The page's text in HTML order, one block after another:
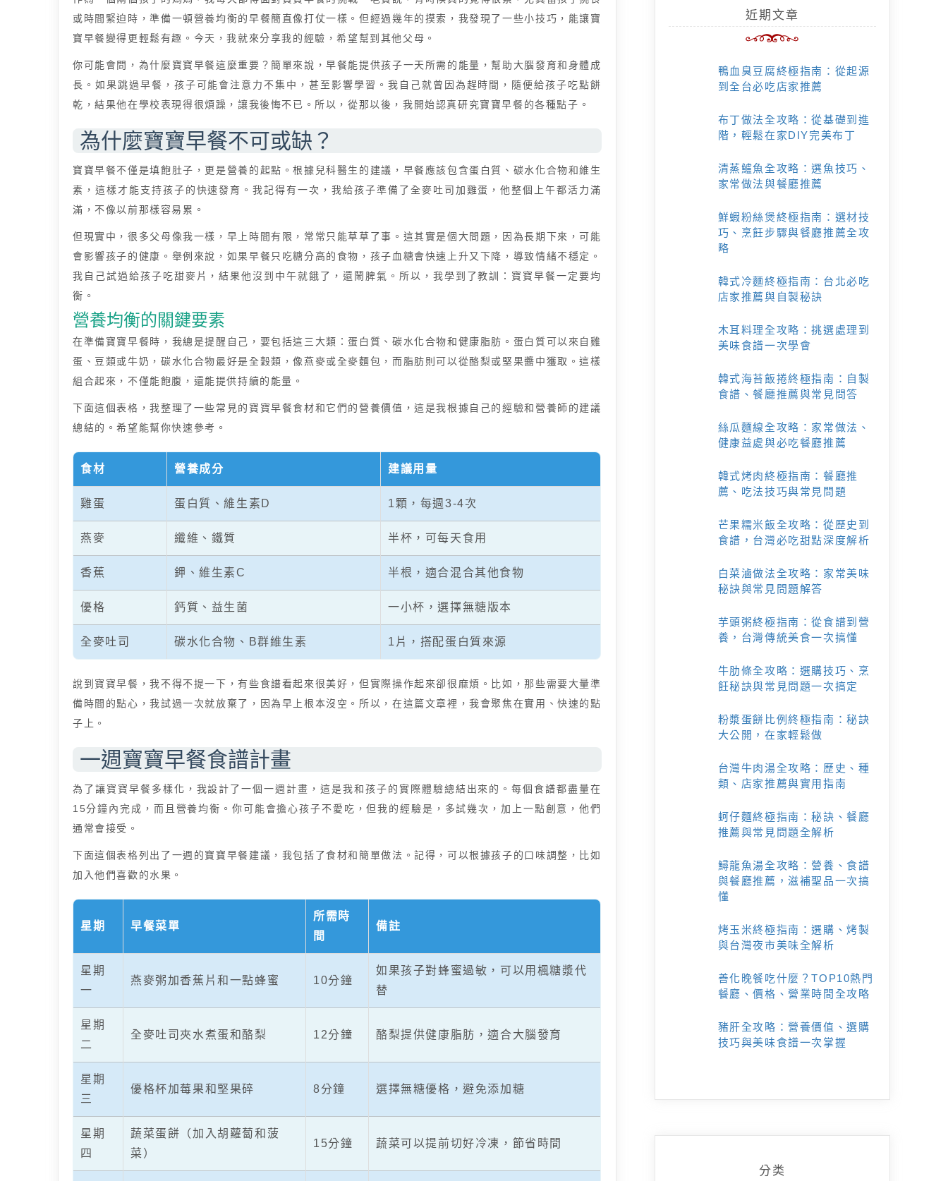
或時間緊迫時，準備一頓營養均衡的早餐簡直像打仗一樣。但經過幾年的摸索，我發現了一些小技巧，能讓寶
寶早餐變得更輕鬆有趣。今天，我就來分享我的經驗，希望幫到其他父母。
你可能會問，為什麼寶寶早餐這麼重要？簡單來說，早餐能提供孩子一天所需的能量，幫助大腦發育和身體成
長。如果跳過早餐，孩子可能會注意力不集中，甚至影響學習。我自己就曾因為趕時間，隨便給孩子吃點餅
乾，結果他在學校表現得很煩躁，讓我後悔不已。所以，從那以後，我開始認真研究寶寶早餐的各種點子。
為什麼寶寶早餐不可或缺？
寶寶早餐不僅是填飽肚子，更是營養的起點。根據兒科醫生的建議，早餐應該包含蛋白質、碳水化合物和維生
素，這樣才能支持孩子的快速發育。我記得有一次，我給孩子準備了全麥吐司加雞蛋，他整個上午都活力滿
滿，不像以前那樣容易累。
但現實中，很多父母像我一樣，早上時間有限，常常只能草草了事。這其實是個大問題，因為長期下來，可能
會影響孩子的健康。舉例來說，如果早餐只吃糖分高的食物，孩子血糖會快速上升又下降，導致情緒不穩定。
我自己試過給孩子吃甜麥片，結果他沒到中午就餓了，還鬧脾氣。所以，我學到了教訓：寶寶早餐一定要均
衡。
營養均衡的關鍵要素
在準備寶寶早餐時，我總是提醒自己，要包括這三大類：蛋白質、碳水化合物和健康脂肪。蛋白質可以來自雞
蛋、豆類或牛奶，碳水化合物最好是全穀類，像燕麥或全麥麵包，而脂肪則可以從酪梨或堅果醬中獲取。這樣
組合起來，不僅能飽腹，還能提供持續的能量。
下面這個表格，我整理了一些常見的寶寶早餐食材和它們的營養價值，這是我根據自己的經驗和營養師的建議
總結的。希望能幫你快速參考。
食材 營養成分 建議用量
雞蛋 蛋白質、維生素D 1顆，每週3-4次
燕麥 纖維、鐵質 半杯，可每天食用
香蕉 鉀、維生素C 半根，適合混合其他食物
優格 鈣質、益生菌 一小杯，選擇無糖版本
全麥吐司 碳水化合物、B群維生素 1片，搭配蛋白質來源
說到寶寶早餐，我不得不提一下，有些食譜看起來很美好，但實際操作起來卻很麻煩。比如，那些需要大量準
備時間的點心，我試過一次就放棄了，因為早上根本沒空。所以，在這篇文章裡，我會聚焦在實用、快速的點
子上。
一週寶寶早餐食譜計畫
為了讓寶寶早餐多樣化，我設計了一個一週計畫，這是我和孩子的實際體驗總結出來的。每個食譜都盡量在
15分鐘內完成，而且營養均衡。你可能會擔心孩子不愛吃，但我的經驗是，多試幾次，加上一點創意，他們
通常會接受。
下面這個表格列出了一週的寶寶早餐建議，我包括了食材和簡單做法。記得，可以根據孩子的口味調整，比如
加入他們喜歡的水果。
星期 早餐菜單
所需時
間
備註
星期
一
燕麥粥加香蕉片和一點蜂蜜 10分鐘
如果孩子對蜂蜜過敏，可以用楓糖漿代
替
星期
二
全麥吐司夾水煮蛋和酪梨 12分鐘 酪梨提供健康脂肪，適合大腦發育
星期
三
優格杯加莓果和堅果碎 8分鐘 選擇無糖優格，避免添加糖
星期
四
蔬菜蛋餅（加入胡蘿蔔和菠
菜）
15分鐘 蔬菜可以提前切好冷凍，節省時間
近期文章
鴨血臭豆腐終極指南：從起源
到全台必吃店家推薦
布丁做法全攻略：從基礎到進
階，輕鬆在家DIY完美布丁
清蒸鱸魚全攻略：選魚技巧、
家常做法與餐廳推薦
鮮蝦粉絲煲終極指南：選材技
巧、烹飪步驟與餐廳推薦全攻
略
韓式冷麵終極指南：台北必吃
店家推薦與自製秘訣
木耳料理全攻略：挑選處理到
美味食譜一次學會
韓式海苔飯捲終極指南：自製
食譜、餐廳推薦與常見問答
絲瓜麵線全攻略：家常做法、
健康益處與必吃餐廳推薦
韓式烤肉終極指南：餐廳推
薦、吃法技巧與常見問題
芒果糯米飯全攻略：從歷史到
食譜，台灣必吃甜點深度解析
白菜滷做法全攻略：家常美味
秘訣與常見問題解答
芋頭粥終極指南：從食譜到營
養，台灣傳統美食一次搞懂
牛肋條全攻略：選購技巧、烹
飪秘訣與常見問題一次搞定
粉漿蛋餅比例終極指南：秘訣
大公開，在家輕鬆做
台灣牛肉湯全攻略：歷史、種
類、店家推薦與實用指南
蚵仔麵終極指南：秘訣、餐廳
推薦與常見問題全解析
鱘龍魚湯全攻略：營養、食譜
與餐廳推薦，滋補聖品一次搞
懂
烤玉米終極指南：選購、烤製
與台灣夜市美味全解析
善化晚餐吃什麼？TOP10熱門
餐廳、價格、營業時間全攻略
豬肝全攻略：營養價值、選購
技巧與美味食譜一次掌握
分类